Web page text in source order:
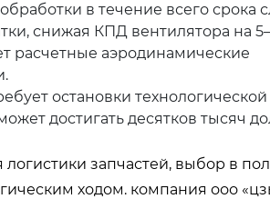
в течение всего срока
снижая КПД вентилятора на
расчетные аэродинамические
остановки
достигать десятков тысяч
запчастей, выбор в
ходом. компания ооо